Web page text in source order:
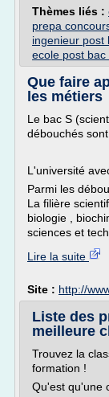
Thèmes liés :
prepa
ingenieur post
ecole post bac
Que faire
les métiers
Le bac S
débouchés
L'université
Parmi les
La filière
biologie ,
sciences et
Lire la suite
Site : http://
Liste des
meilleure
Trouvez la
formation !
Qu'est qu'une